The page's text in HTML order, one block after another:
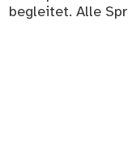
begleitet. Alle